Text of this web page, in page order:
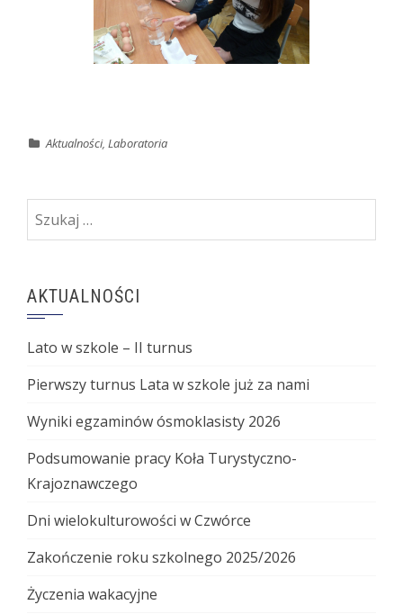
Aktualności,Laboratoria
Szukaj:
AKTUALNOŚCI
Lato w szkole – II turnus
Pierwszy turnus Lata w szkole już za nami
Wyniki egzaminów ósmoklasisty 2026
Podsumowanie pracy Koła Turystyczno-
Krajoznawczego
Dni wielokulturowości w Czwórce
Zakończenie roku szkolnego 2025/2026
Życzenia wakacyjne